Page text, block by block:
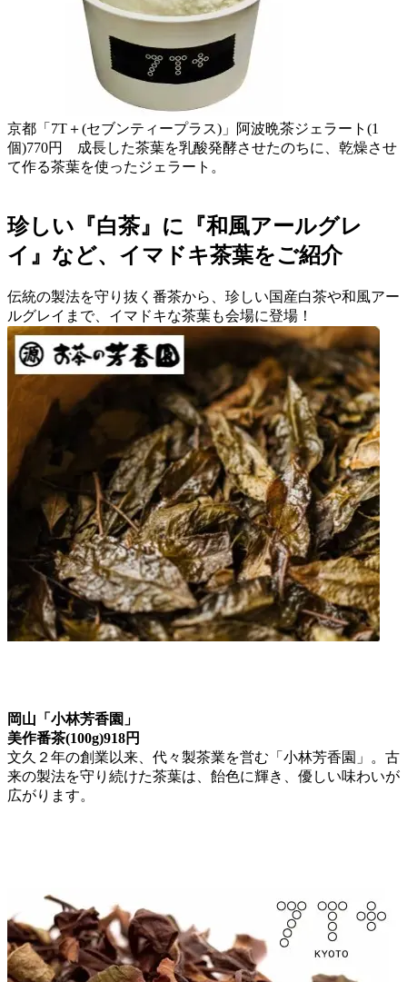
京都「7T＋(セブンティープラス)」阿波晩茶ジェラート(1
個)770円 成長した茶葉を乳酸発酵させたのちに、乾燥させ
て作る茶葉を使ったジェラート。
珍しい『白茶』に『和風アールグレ
イ』など、イマドキ茶葉をご紹介
伝統の製法を守り抜く番茶から、珍しい国産白茶や和風アー
ルグレイまで、イマドキな茶葉も会場に登場！
岡山「小林芳香園」
美作番茶(100g)918円
文久２年の創業以来、代々製茶業を営む「小林芳香園」。古
来の製法を守り続けた茶葉は、飴色に輝き、優しい味わいが
広がります。